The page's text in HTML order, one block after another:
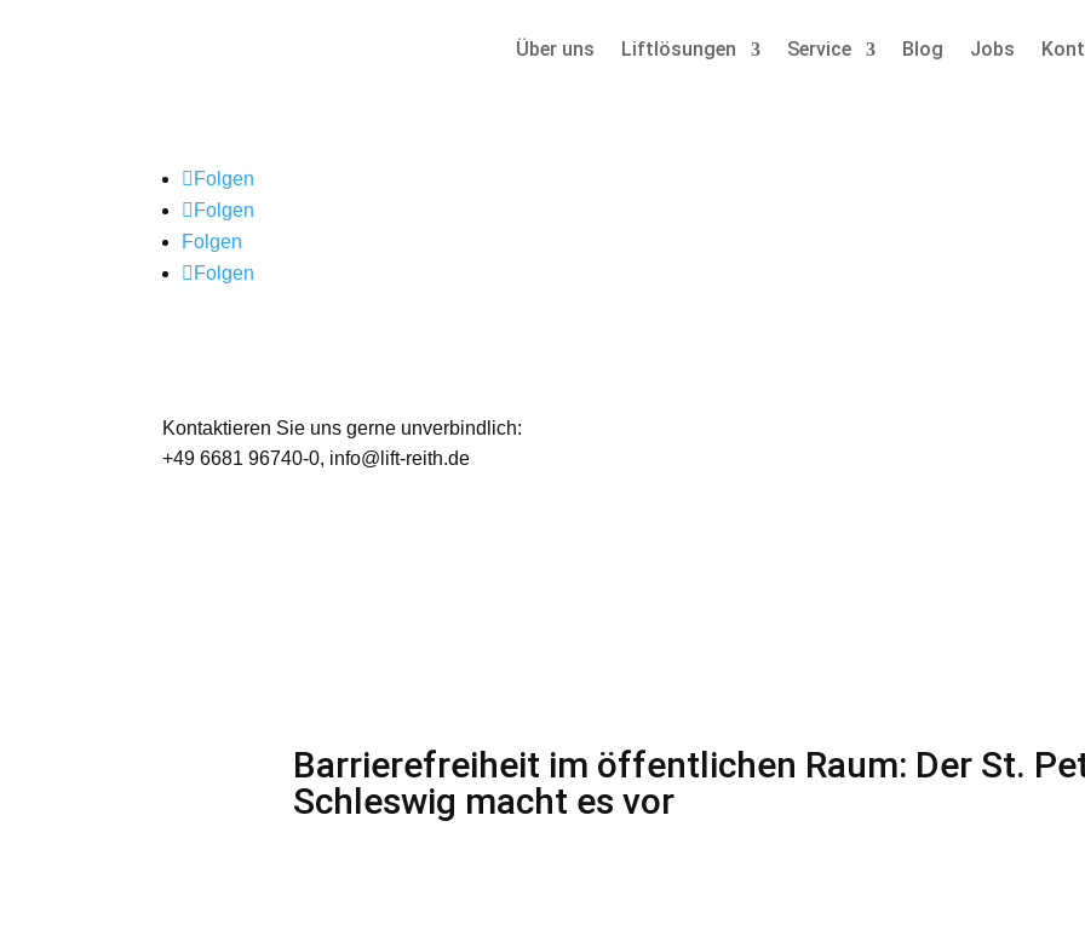
Über uns Liftlösungen Service Blog Jobs
Folgen
Folgen
Folgen
Folgen
Kontaktieren Sie uns gerne unverbindlich:
+49 6681 96740-0, info@lift-reith.de
Barrierefreiheit im öffentlichen Raum: Der St.
Schleswig macht es vor